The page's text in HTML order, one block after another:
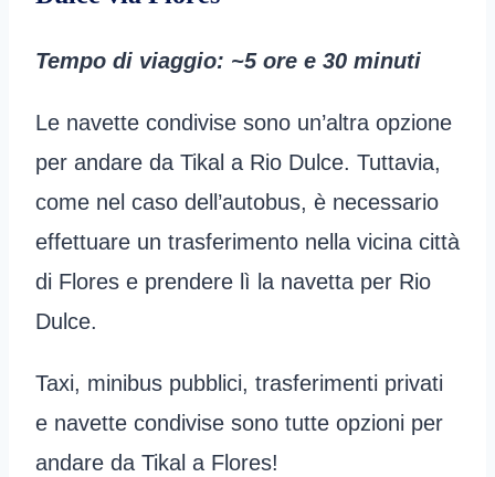
Tempo di viaggio: ~5 ore e 30 minuti
Le navette condivise sono un’altra opzione
per andare da Tikal a Rio Dulce. Tuttavia,
come nel caso dell’autobus, è necessario
effettuare un trasferimento nella vicina città
di Flores e prendere lì la navetta per Rio
Dulce.
Taxi, minibus pubblici, trasferimenti privati
e navette condivise sono tutte opzioni per
andare da Tikal a Flores!